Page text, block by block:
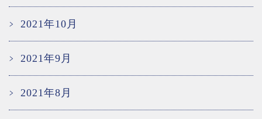
2021年10月
2021年9月
2021年8月